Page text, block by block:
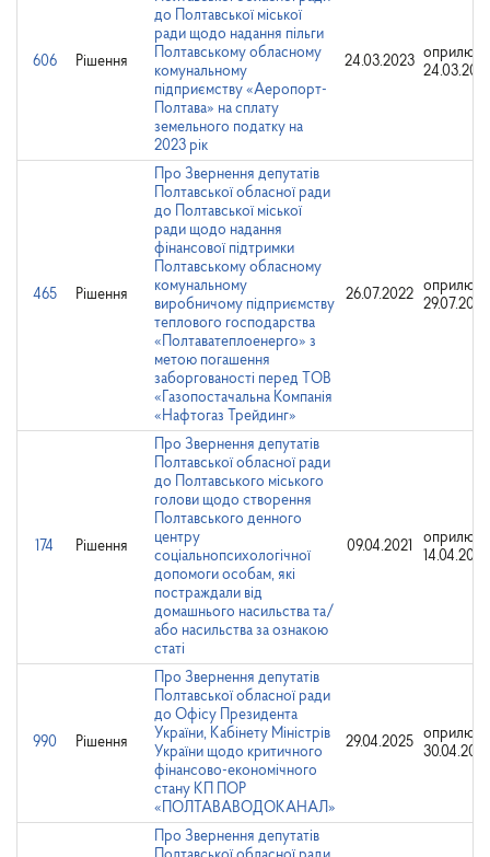
606 Рішення
до Полтавської міської
ради щодо надання пільги
Полтавському обласному
комунальному
підприємству «Аеропорт-
Полтава» на сплату
земельного податку на
2023 рік
24.03.2023
465 Рішення
Про Звернення депутатів
Полтавської обласної ради
до Полтавської міської
ради щодо надання
фінансової підтримки
Полтавському обласному
комунальному
виробничому підприємству
теплового господарства
«Полтаватеплоенерго» з
метою погашення
заборгованості перед ТОВ
«Газопостачальна Компанія
«Нафтогаз Трейдинг»
26.07.2022
29.07.2022
174 Рішення
Про Звернення депутатів
Полтавської обласної ради
до Полтавського міського
голови щодо створення
Полтавського денного
центру
соціальнопсихологічної
допомоги особам, які
постраждали від
домашнього насильства та/
або насильства за ознакою
статі
09.04.2021
14.04.2021
990 Рішення
Про Звернення депутатів
Полтавської обласної ради
до Офісу Президента
України, Кабінету Міністрів
України щодо критичного
фінансово-економічного
стану КП ПОР
«ПОЛТАВАВОДОКАНАЛ»
29.04.2025
Про Звернення депутатів